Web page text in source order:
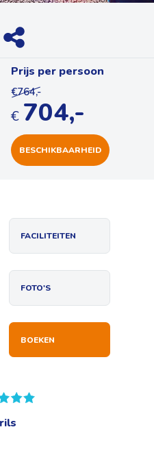
Prijs per persoon
€764,-
€ 704,-
BESCHIKBAARHEID
FACILITEITEN
FOTO'S
BOEKEN